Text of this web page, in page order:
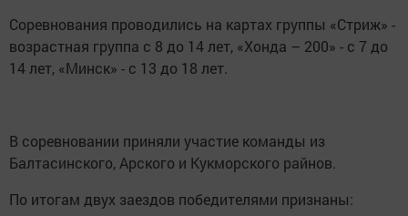
Соревнования проводились на картах группы «Стриж» -
возрастная группа с 8 до 14 лет, «Хонда – 200» - с 7 до
14 лет, «Минск» - с 13 до 18 лет.
В соревновании приняли участие команды из
Балтасинского, Арского и Кукморского райнов.
По итогам двух заездов победителями признаны: